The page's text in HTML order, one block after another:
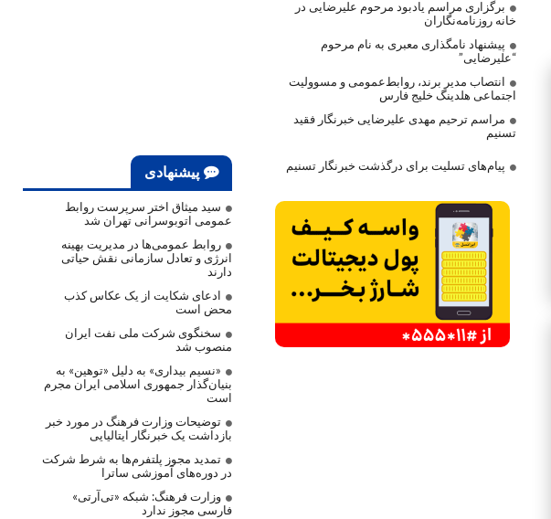
برگزاری مراسم یادبود مرحوم علیرضایی در
خانه روزنامه‌نگاران
پیشنهاد نامگذاری معبری به نام مرحوم
“علیرضایی”
انتصاب مدیر برند، روابط‌عمومی و مسوولیت
اجتماعی هلدینگ خلیج فارس
مراسم ترحیم مهدی علیرضایی خبرنگار فقید
تسنیم
پیام‌های تسلیت برای درگذشت خبرنگار تسنیم پیشنهادی
سید میثاق اختر سرپرست روابط
عمومی اتوبوسرانی تهران شد
روابط عمومی‌ها در مدیریت بهینه
انرژی و تعادل سازمانی نقش حیاتی
دارند
ادعای شکایت از یک عکاس کذب
محض است
سخنگوی شرکت ملی نفت ایران
منصوب شد
«نسیم بیداری» به دلیل «توهین» به
بنیان‌گذار جمهوری اسلامی ایران مجرم
است
توضیحات وزارت فرهنگ در مورد خبر
بازداشت یک خبرنگار ایتالیایی
تمدید مجوز پلتفرم‌ها به شرط شرکت
در دوره‌های آموزشی ساترا
وزارت فرهنگ: شبکه «تی‌آرتی»
فارسی مجوز ندارد